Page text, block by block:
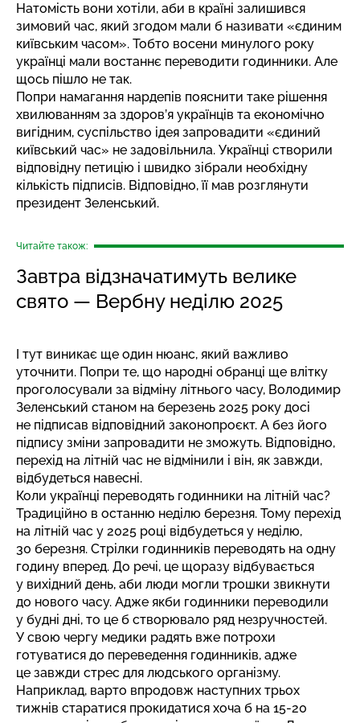
Натомість вони хотіли, аби в країні залишився
зимовий час, який згодом мали б називати «єдиним
київським часом». Тобто восени минулого року
українці мали востаннє переводити годинники. Але
щось пішло не так.
Попри намагання нардепів пояснити таке рішення
хвилюванням за здоров’я українців та економічно
вигідним, суспільство ідея запровадити «єдиний
київський час» не задовільнила. Українці створили
відповідну петицію і швидко зібрали необхідну
кількість підписів. Відповідно, її мав розглянути
президент Зеленський.
Читайте також:
Завтра відзначатимуть велике
свято — Вербну неділю 2025
І тут виникає ще один нюанс, який важливо
уточнити. Попри те, що народні обранці ще влітку
проголосували за відміну літнього часу, Володимир
Зеленський станом на березень 2025 року досі
не підписав відповідний законопроєкт. А без його
підпису зміни запровадити не зможуть. Відповідно,
перехід на літній час не відмінили і він, як завжди,
відбудеться навесні.
Коли українці переводять годинники на літній час?
Традиційно в останню неділю березня. Тому перехід
на літній час у 2025 році відбудеться у неділю,
30 березня. Стрілки годинників переводять на одну
годину вперед. До речі, це щоразу відбувається
у вихідний день, аби люди могли трошки звикнути
до нового часу. Адже якби годинники переводили
у будні дні, то це б створювало ряд незручностей.
У свою чергу медики радять вже потрохи
готуватися до переведення годинників, адже
це завжди стрес для людського організму.
Наприклад, варто впродовж наступних трьох
тижнів старатися прокидатися хоча б на 15-20